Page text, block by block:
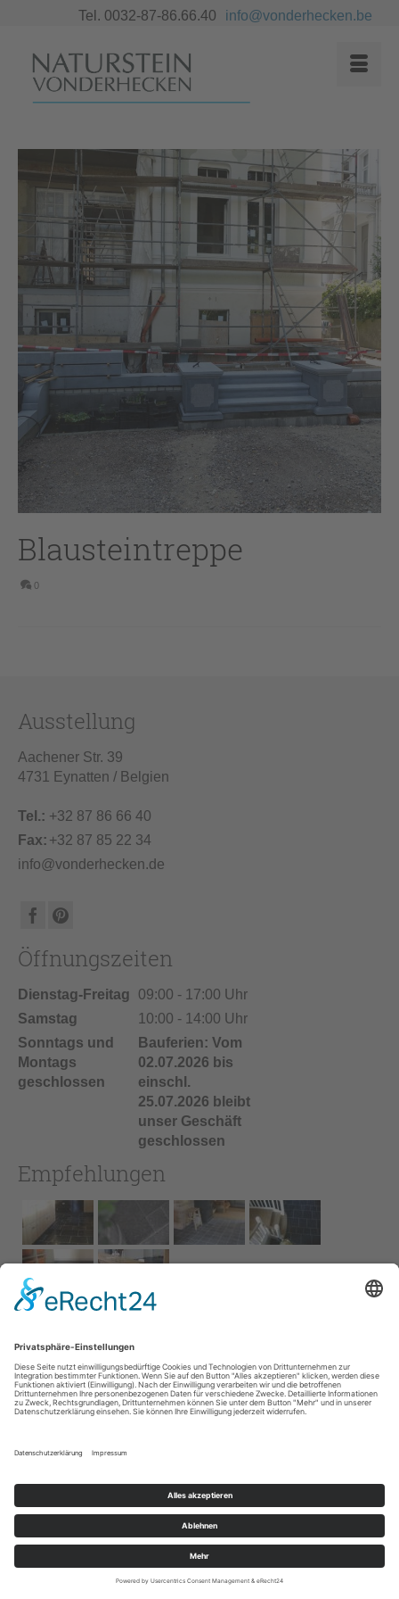
Tel. 0032-87-86.66.40 info@vonderhecken.be
Blausteintreppe
0
Ausstellung
Aachener Str. 39
4731 Eynatten / Belgien
Tel.: +32 87 86 66 40
Fax: +32 87 85 22 34
info@vonderhecken.de
Öffnungszeiten
Dienstag-Freitag
09:00 - 17:00 Uhr
Samstag
10:00 - 14:00 Uhr
Sonntags und
Montags
geschlossen
Bauferien: Vom
02.07.2026 bis
einschl.
25.07.2026 bleibt
unser Geschäft
geschlossen
Empfehlungen
Impressum
AGB
Service
Cookie-Einstellungen Home Kontakt
© 2026 Naturstein Vonderhecken